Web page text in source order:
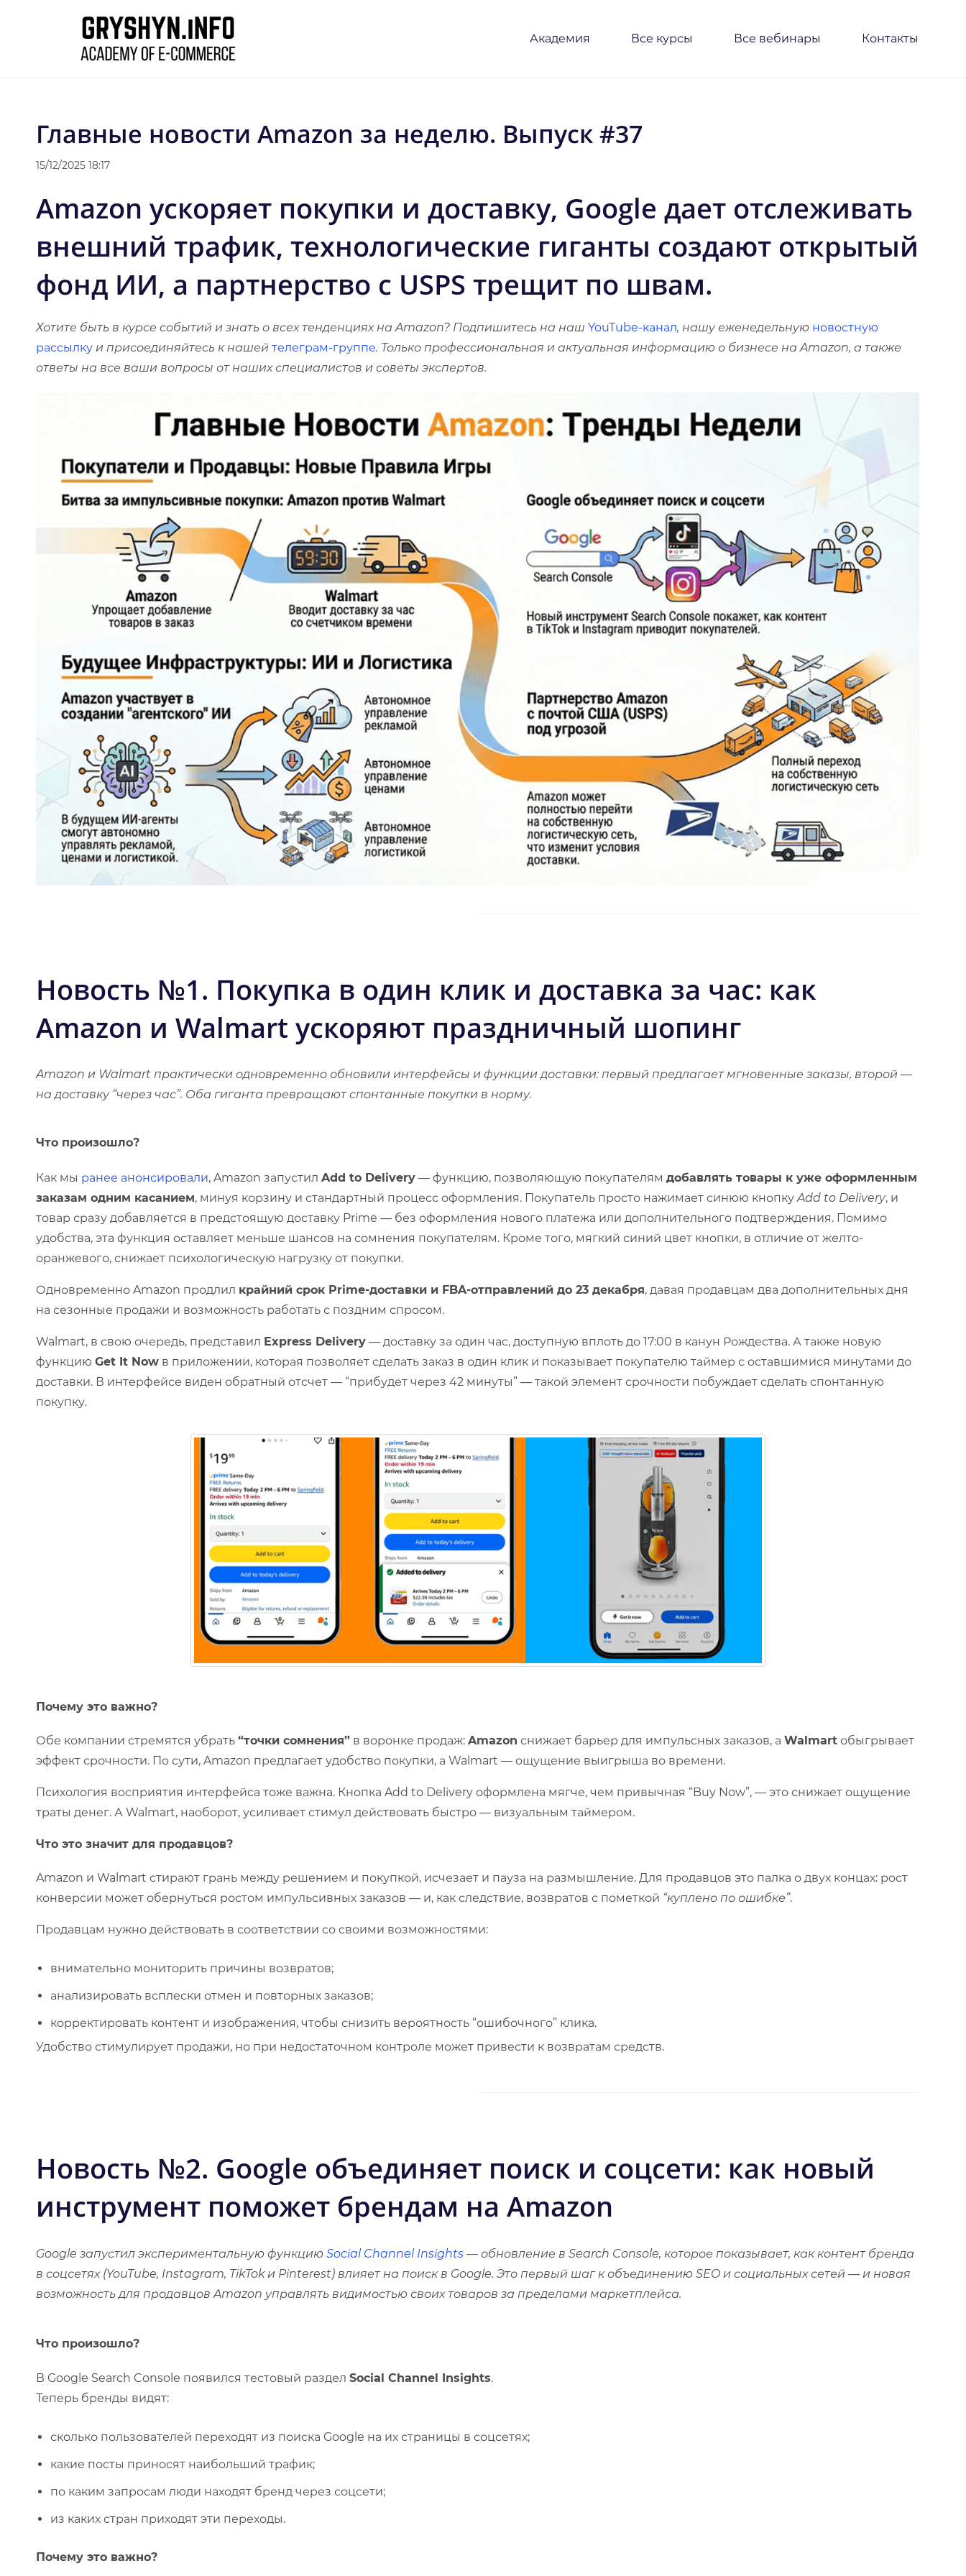
Академия Все курсы Все вебинары Контакты
Главные новости Amazon за неделю. Выпуск #37
15/12/2025 18:17
Amazon ускоряет покупки и доставку, Google дает отслеживать
внешний трафик, технологические гиганты создают открытый
фонд ИИ, а партнерство с USPS трещит по швам.
Хотите быть в курсе событий и знать о всех тенденциях на Amazon? Подпишитесь на наш YouTube-канал, нашу еженедельную новостную
рассылку и присоединяйтесь к нашей телеграм-группе. Только профессиональная и актуальная информацию о бизнесе на Amazon, а также
ответы на все ваши вопросы от наших специалистов и советы экспертов.
Новость №1. Покупка в один клик и доставка за час: как
Amazon и Walmart ускоряют праздничный шопинг
Amazon и Walmart практически одновременно обновили интерфейсы и функции доставки: первый предлагает мгновенные заказы, второй —
на доставку “через час”. Оба гиганта превращают спонтанные покупки в норму.
Что произошло?
Как мы ранее анонсировали, Amazon запустил Add to Delivery — функцию, позволяющую покупателям добавлять товары к уже оформленным
заказам одним касанием, минуя корзину и стандартный процесс оформления. Покупатель просто нажимает синюю кнопкуAdd to Delivery, и
товар сразу добавляется в предстоящую доставку Prime — без оформления нового платежа или дополнительного подтверждения. Помимо
удобства, эта функция оставляет меньше шансов на сомнения покупателям. Кроме того, мягкий синий цвет кнопки, в отличие от желто-
оранжевого, снижает психологическую нагрузку от покупки.
Одновременно Amazon продлил крайний срок Prime-доставки и FBA-отправлений до 23 декабря, давая продавцам два дополнительных дня
на сезонные продажи и возможность работать с поздним спросом.
Walmart, в свою очередь, представил Express Delivery — доставку за один час, доступную вплоть до 17:00 в канун Рождества. А также новую
функцию Get It Now в приложении, которая позволяет сделать заказ в один клик и показывает покупателю таймер с оставшимися минутами до
доставки. В интерфейсе виден обратный отсчет — “прибудет через 42 минуты” — такой элемент срочности побуждает сделать спонтанную
покупку.
Почему это важно?
Обе компании стремятся убрать “точки сомнения” в воронке продаж: Amazon снижает барьер для импульсных заказов, а Walmart обыгрывает
эффект срочности. По сути, Amazon предлагает удобство покупки, а Walmart — ощущение выигрыша во времени.
Психология восприятия интерфейса тоже важна. Кнопка Add to Delivery оформлена мягче, чем привычная “Buy Now”, — это снижает ощущение
траты денег. А Walmart, наоборот, усиливает стимул действовать быстро — визуальным таймером.
Что это значит для продавцов?
Amazon и Walmart стирают грань между решением и покупкой, исчезает и пауза на размышление. Для продавцов это палка о двух концах: рост
конверсии может обернуться ростом импульсивных заказов — и, как следствие, возвратов с пометкой “куплено по ошибке”.
Продавцам нужно действовать в соответствии со своими возможностями:
внимательно мониторить причины возвратов;
анализировать всплески отмен и повторных заказов;
корректировать контент и изображения, чтобы снизить вероятность “ошибочного” клика.
Удобство стимулирует продажи, но при недостаточном контроле может привести к возвратам средств.
​Новость №2. Google объединяет поиск и соцсети: как новый
инструмент поможет брендам на Amazon
Google запустил экспериментальную функцию Social Channel Insights — обновление в Search Console, которое показывает, как контент бренда
в соцсетях (YouTube, Instagram, TikTok и Pinterest) влияет на поиск в Google. Это первый шаг к объединению SEO и социальных сетей — и новая
возможность для продавцов Amazon управлять видимостью своих товаров за пределами маркетплейса.
Что произошло?
В Google Search Console появился тестовый раздел Social Channel Insights.
Теперь бренды видят:
сколько пользователей переходят из поиска Google на их страницы в соцсетях;
какие посты приносят наибольший трафик;
по каким запросам люди находят бренд через соцсети;
из каких стран приходят эти переходы.
Почему это важно?